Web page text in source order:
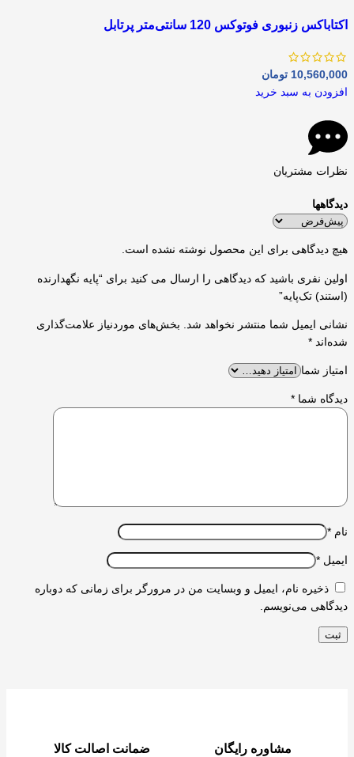
اکتاباکس زنبوری فوتوکس 120 سانتی‌متر پرتابل
10,560,000 تومان
افزودن به سبد خرید
نظرات مشتریان
دیدگاهها
هیچ دیدگاهی برای این محصول نوشته نشده است.
اولین نفری باشید که دیدگاهی را ارسال می کنید برای “پایه نگهدارنده
(استند) تک‌پایه”
نشانی ایمیل شما منتشر نخواهد شد. بخش‌های موردنیاز علامت‌گذاری
شده‌اند *
امتیاز شما
دیدگاه شما *
نام *
ایمیل *
ذخیره نام، ایمیل و وبسایت من در مرورگر برای زمانی که دوباره
دیدگاهی می‌نویسم.
مشاوره رایگان ضمانت اصالت کالا